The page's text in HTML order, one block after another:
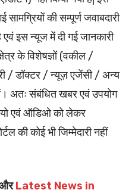
की सम्पूर्ण जवाबदारी
इस न्यूज में दी गई जानकारी
के विशेषज्ञों (वकील /
/ डॉक्टर / न्यूज़ एजेंसी / अन्य
अतः संबंधित खबर एवं उपयोग
एवं ऑडिओ को लेकर
की कोई भी जिम्मेदारी नहीं
Latest News in